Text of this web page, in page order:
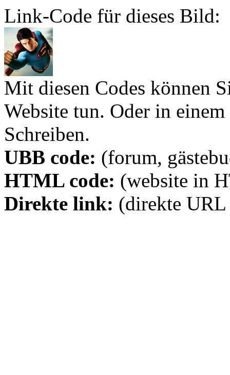
Link-Code für dieses Bild:
Mit diesen Codes können
Website tun. Oder in
Schreiben.
UBB code: (forum,
HTML code: (website in
Direkte link: (direkte